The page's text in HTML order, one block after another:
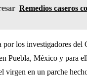
Remedios caseros
por los investigadores del
Puebla, México y para
virgen en un parche